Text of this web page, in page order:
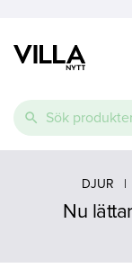
till
innehåll
Sök
efter:
Glasfiberpool
Lamelltäcke
Swimspa
DJUR |
Nu